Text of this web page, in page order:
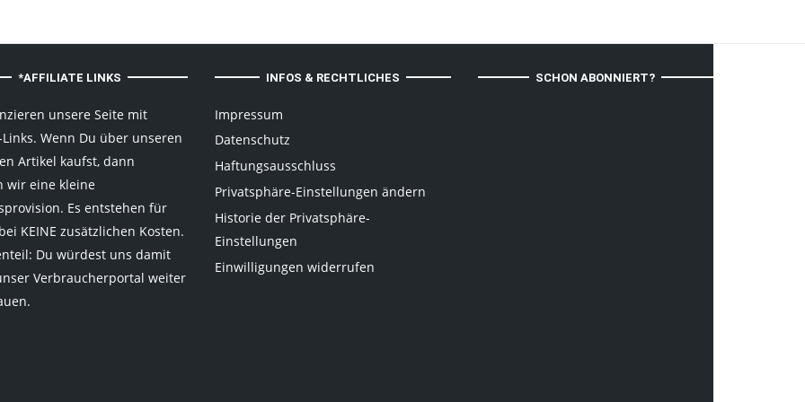
*AFFILIATE LINKS
unsere Seite mit
Wenn Du über unseren
Artikel kaufst, dann
wir eine kleine
Es entstehen für
KEINE zusätzlichen Kosten.
Du würdest uns damit
Verbraucherportal weiter
INFOS & RECHTLICHES
Impressum
Datenschutz
Haftungsausschluss
Privatsphäre-Einstellungen ändern
Historie der Privatsphäre-
Einstellungen
Einwilligungen widerrufen
SCHON ABONNIERT?